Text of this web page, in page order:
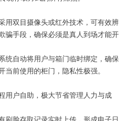
采用双目摄像头或红外技术，可有效辨
骗手段，确保必须是真人到场才能开
系统自动将用户与箱门临时绑定，确保
当前使用的柜门，隐私性极强。
用户自助，极大节省管理人力与成